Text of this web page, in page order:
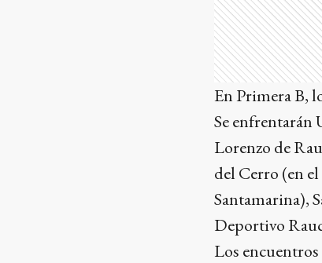
En Primera B,
Se enfrentarán
Lorenzo de
del Cerro (en
Santamarina),
Deportivo
Los encuentros